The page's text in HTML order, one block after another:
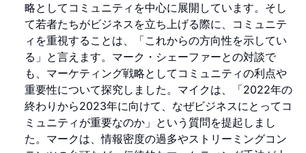
略としてコミュニティを中心に展開しています。そし
て若者たちがビジネスを立ち上げる際に、コミュニテ
ィを重視することは、「これからの方向性を示してい
る」と言えます。マーク・シェーファーとの対談で
も、マーケティング戦略としてコミュニティの利点や
重要性について探究しました。マイクは、「2022年の
終わりから2023年に向けて、なぜビジネスにとってコ
ミュニティが重要なのか」という質問を提起しまし
た。マークは、情報密度の過多やストリーミングコン